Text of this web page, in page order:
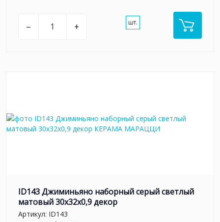
– + шт.
ID143 Джиминьяно наборный серый светлый
матовый 30x32x0,9 декор
Артикул: ID143